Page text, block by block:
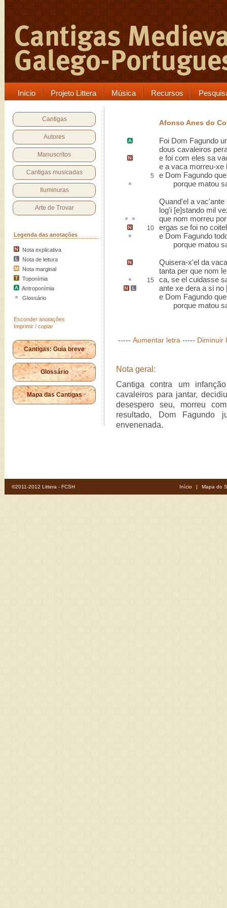
Início Projeto Littera Música Recursos
Cantigas
Autores
Manuscritos
Cantigas musicadas
Iluminuras
Arte de Trovar
Legenda das anotações
Nota explicativa
Nota de leitura
Nota marginal
Toponímia
Antroponímia
Glossário
Esconder anotações
Imprimir / copiar
Cantigas: Guia breve
Glossário
Mapa das Cantigas
Afonso Anes do
Foi Dom Fagundo
dous cavaleiros
e foi com eles sa
e a vaca morreu-xe
5
e Dom Fagundo
porque matou
Quand'el a
log'i [e]stando mil
que nom morreu
10
ergas se foi no
e Dom Fagundo
porque matou
Quisera-x'el da
tanta per que nom
15 ca, se el cuidasse
ante xe dera a si no
e Dom Fagundo
porque matou
----- Aumentar letra ----- Diminuir
Nota geral:
Cantiga contra um
cavaleiros para jantar,
desespero seu, morreu
resultado, Dom Fagundo
envenenada.
©2011-2012 Littera - FCSH Início | Mapa do